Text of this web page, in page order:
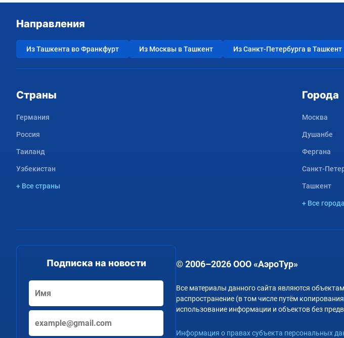
Направления
Из Ташкента во Франкфурт Из Москвы в Ташкент Из Санкт-Петербурга в Ташкент
Страны
Германия
Россия
Таиланд
Узбекистан
+ Все страны
Города
Москва
Душанбе
Фергана
Санкт-
Ташкент
+ Все города
Подписка на новости © 2006–2026 ООО «АэроТур»
Все материалы данного сайта являются
распространение (в том числе путём
использование информации и объектов без
Информация о правах субъекта персональных